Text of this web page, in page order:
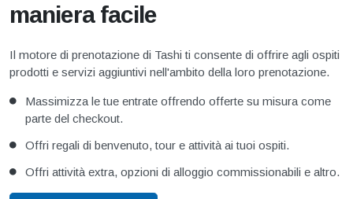
maniera facile
Il motore di prenotazione di Tashi ti consente di offrire agli ospiti
prodotti e servizi aggiuntivi nell'ambito della loro prenotazione.
Massimizza le tue entrate offrendo offerte su misura come
parte del checkout.
Offri regali di benvenuto, tour e attività ai tuoi ospiti.
Offri attività extra, opzioni di alloggio commissionabili e altro.